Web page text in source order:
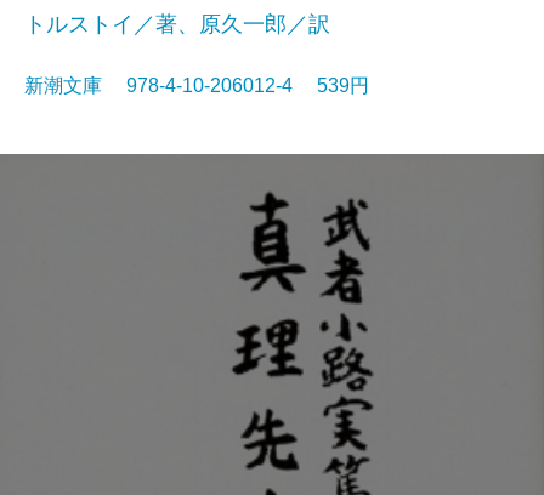
トルストイ／著、原久一郎／訳
新潮文庫 978-4-10-206012-4 539円